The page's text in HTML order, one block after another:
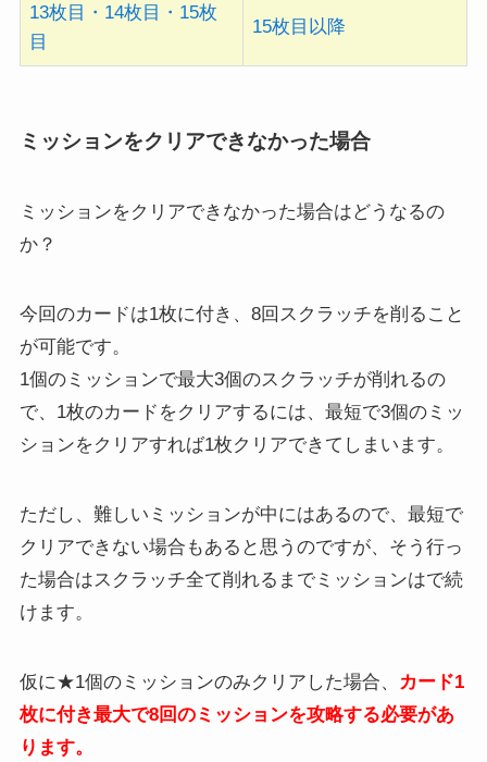
13枚目・14枚目・15枚
目
15枚目以降
ミッションをクリアできなかった場合
ミッションをクリアできなかった場合はどうなるの
か？
今回のカードは1枚に付き、8回スクラッチを削ること
が可能です。
1個のミッションで最大3個のスクラッチが削れるの
で、1枚のカードをクリアするには、最短で3個のミッ
ションをクリアすれば1枚クリアできてしまいます。
ただし、難しいミッションが中にはあるので、最短で
クリアできない場合もあると思うのですが、そう行っ
た場合はスクラッチ全て削れるまでミッションはで続
けます。
仮に★1個のミッションのみクリアした場合、 カード1
枚に付き最大で8回のミッションを攻略する必要があ
ります。